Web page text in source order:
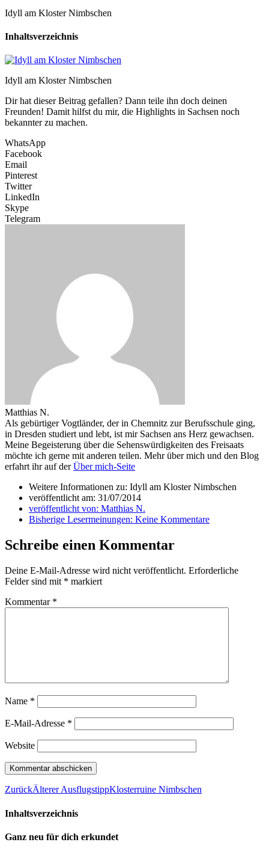
Idyll am Kloster Nimbschen
Inhaltsverzeichnis
Idyll am Kloster Nimbschen
Dir hat dieser Beitrag gefallen? Dann teile ihn doch deinen
Freunden! Damit hilfst du mir, die Highlights in Sachsen noch
bekannter zu machen.
WhatsApp
Facebook
Email
Pinterest
Twitter
LinkedIn
Skype
Telegram
Matthias N.
Als gebürtiger Vogtländer, der in Chemnitz zur Berufsschule ging,
in Dresden studiert und lebt, ist mir Sachsen ans Herz gewachsen.
Meine Begeisterung über die Sehenswürdigkeiten des Freisaats
möchte ich gerne mit anderen teilen. Mehr über mich und den Blog
erfahrt ihr auf derÜber mich-Seite
Weitere Informationen zu: Idyll am Kloster Nimbschen
veröffentlicht am: 31/07/2014
veröffentlicht von: Matthias N.
Bisherige Lesermeinungen: Keine Kommentare
Schreibe einen Kommentar
Deine E-Mail-Adresse wird nicht veröffentlicht. Erforderliche
Felder sind mit * markiert
Kommentar *
Name *
E-Mail-Adresse *
Website
ZurückÄlterer AusflugstippKlosterruine Nimbschen
Inhaltsverzeichnis
Ganz neu für dich erkundet